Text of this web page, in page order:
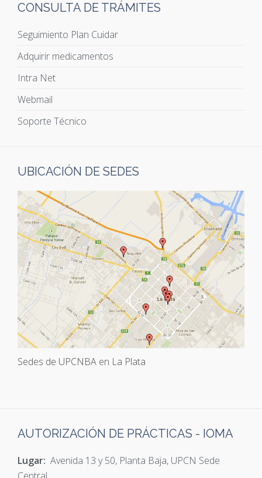
CONSULTA DE TRÁMITES
Seguimiento Plan Cuidar
Adquirir medicamentos
Intra Net
Webmail
Soporte Técnico
UBICACIÓN DE SEDES
Sedes de UPCNBA en La Plata
AUTORIZACIÓN DE PRÁCTICAS - IOMA
Lugar: Avenida 13 y 50, Planta Baja, UPCN Sede